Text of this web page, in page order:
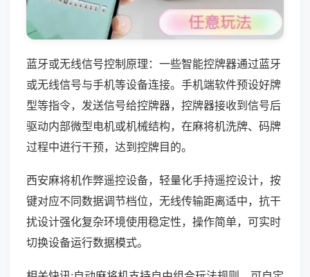
蓝牙或无线信号控制原理：一些智能控牌器通过蓝牙
或无线信号与手机等设备连接。手机端软件预设好牌
型等指令，发送信号给控牌器，控牌器接收到信号后
驱动内部微型电机或机械结构，在麻将机洗牌、码牌
过程中进行干预，达到控牌目的。
西安麻将机作弊遥控设备，轻量化手持遥控设计，按
键对应不同数据调节档位，无线传输距离适中，抗干
扰设计强化复杂环境使用稳定性，操作简单，可实时
切换设备运行数据模式。